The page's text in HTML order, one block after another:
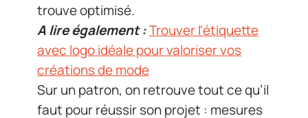
trouve optimisé.
A lire également :Trouver l'étiquette
avec logo idéale pour valoriser vos
créations de mode
Sur un patron, on retrouve tout ce qu’il
faut pour réussir son projet : mesures